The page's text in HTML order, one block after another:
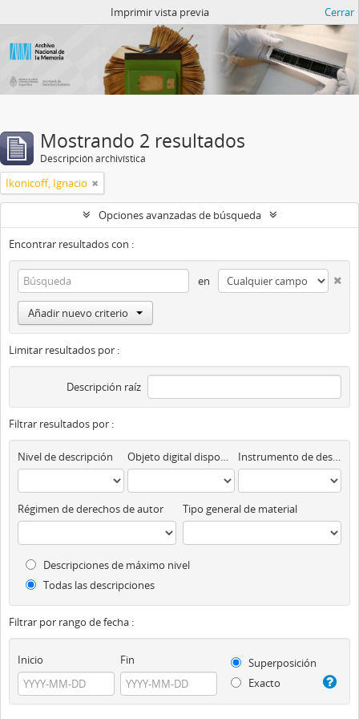
Imprimir vista previa Cerrar
Mostrando 2 resultados
Descripción archivística
Ikonicoff, Ignacio
Opciones avanzadas de búsqueda
Encontrar resultados con :
en
Añadir nuevo criterio
Limitar resultados por :
Descripción raíz
Filtrar resultados por :
Nivel de descripción Objeto digital disponibles Instrumento de descripción
Régimen de derechos de autor Tipo general de material
Descripciones de máximo nivel
Todas las descripciones
Filtrar por rango de fecha :
Inicio Fin
Superposición
Exacto